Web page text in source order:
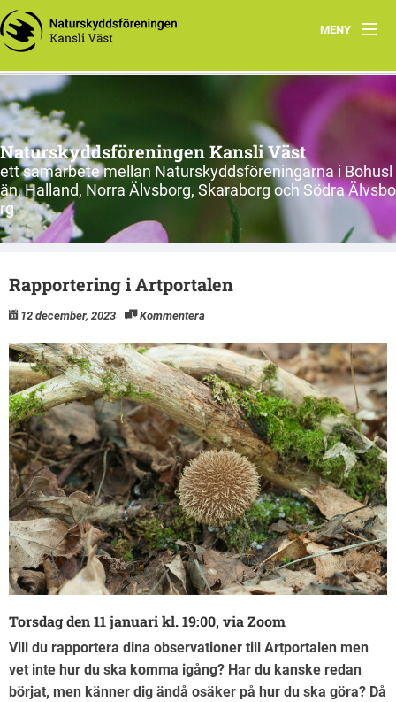
MENY
Hem
Länsförbund och kretsar
Engagera dig
Nätverk i Väst
Kalhygge? Nej tack
Naturskyddsföreningen Kansli Väst
ett samarbete mellan Naturskyddsföreningarna i Bohusl
än, Halland, Norra Älvsborg, Skaraborg och Södra Älvsbo
rg
Rapportering i Artportalen
12 december, 2023 Kommentera
Torsdag den 11 januari kl. 19:00, via Zoom
Vill du rapportera dina observationer till Artportalen men
vet inte hur du ska komma igång? Har du kanske redan
börjat, men känner dig ändå osäker på hur du ska göra? Då